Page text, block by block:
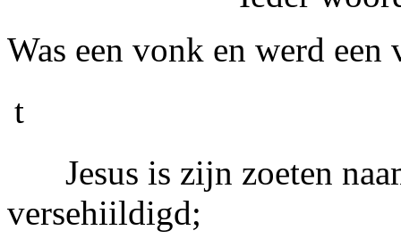
Was een vonk en werd een
t
Jesus is zijn zoeten
versehiildigd;